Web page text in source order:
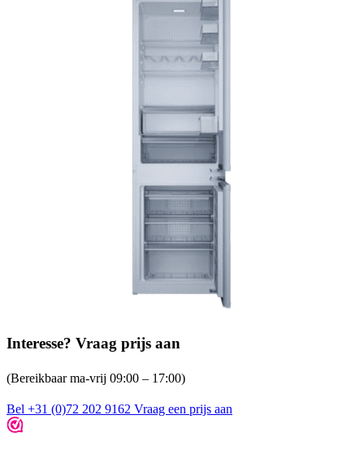
Interesse? Vraag prijs aan
(Bereikbaar ma-vrij 09:00 – 17:00)
Bel +31 (0)72 202 9162 Vraag een prijs aan